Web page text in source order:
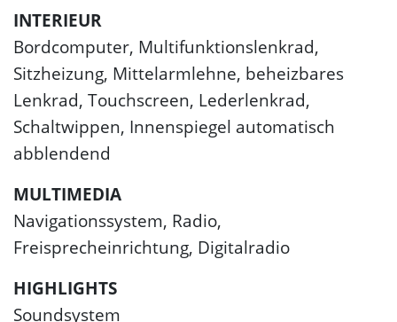
INTERIEUR
Bordcomputer, Multifunktionslenkrad,
Sitzheizung, Mittelarmlehne, beheizbares
Lenkrad, Touchscreen, Lederlenkrad,
Schaltwippen, Innenspiegel automatisch
abblendend
MULTIMEDIA
Navigationssystem, Radio,
Freisprecheinrichtung, Digitalradio
HIGHLIGHTS
Soundsystem